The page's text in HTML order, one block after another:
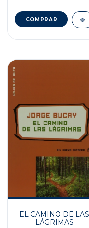
EL CAMINO DE LAS
LÁGRIMAS